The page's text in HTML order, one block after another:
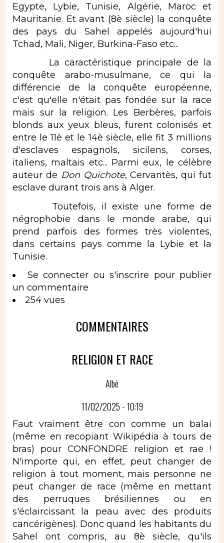
Egypte, Lybie, Tunisie, Algérie, Maroc et
Mauritanie. Et avant (8è siècle) la conquête
des pays du Sahel appelés aujourd'hui
Tchad, Mali, Niger, Burkina-Faso etc...
La caractéristique principale de la
conquête arabo-musulmane, ce qui la
différencie de la conquête européenne,
c'est qu'elle n'était pas fondée sur la race
mais sur la religion. Les Berbères, parfois
blonds aux yeux bleus, furent colonisés et
entre le 11è et le 14è siècle, elle fit 3 millions
d'esclaves espagnols, sicilens, corses,
italiens, maltais etc... Parmi eux, le célèbre
auteur de Don Quichote, Cervantès, qui fut
esclave durant trois ans à Alger.
Toutefois, il existe une forme de
négrophobie dans le monde arabe, qui
prend parfois des formes très violentes,
dans certains pays comme la Lybie et la
Tunisie.
Se connecter ou s'inscrire pour publier
un commentaire
254 vues
COMMENTAIRES
RELIGION ET RACE
Albè
11/02/2025 - 10:19
Faut vraiment être con comme un balai
(même en recopiant Wikipédia à tours de
bras) pour CONFONDRE religion et rae !
N'importe qui, en effet, peut changer de
religion à tout moment, mais personne ne
peut changer de race (même en mettant
des perruques brésiliennes ou en
s'éclaircissant la peau avec des produits
cancérigènes). Donc quand les habitants du
Sahel ont compris, au 8è siècle, qu'ils